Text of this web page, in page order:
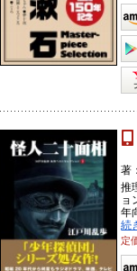
著
推
ョ
年
続